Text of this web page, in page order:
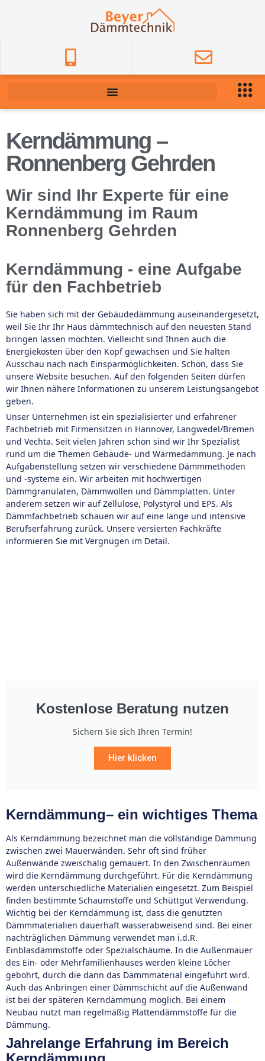
Kerndämmung –
Ronnenberg Gehrden
Wir sind Ihr Experte für eine
Kerndämmung im Raum
Ronnenberg Gehrden
Kerndämmung - eine Aufgabe
für den Fachbetrieb
Sie haben sich mit der Gebäudedämmung auseinandergesetzt,
weil Sie Ihr Ihr Haus dämmtechnisch auf den neuesten Stand
bringen lassen möchten. Vielleicht sind Ihnen auch die
Energiekosten über den Kopf gewachsen und Sie halten
Ausschau nach nach Einsparmöglichkeiten. Schön, dass Sie
unsere Website besuchen. Auf den folgenden Seiten dürfen
wir Ihnen nähere Informationen zu unserem Leistungsangebot
geben.
Unser Unternehmen ist ein spezialisierter und erfahrener
Fachbetrieb mit Firmensitzen in Hannover, Langwedel/Bremen
und Vechta. Seit vielen Jahren schon sind wir Ihr Spezialist
rund um die Themen Gebäude- und Wärmedämmung. Je nach
Aufgabenstellung setzen wir verschiedene Dämmmethoden
und -systeme ein. Wir arbeiten mit hochwertigen
Dämmgranulaten, Dämmwollen und Dämmplatten. Unter
anderem setzen wir auf Zellulose, Polystyrol und EPS. Als
Dämmfachbetrieb schauen wir auf eine lange und intensive
Berufserfahrung zurück. Unsere versierten Fachkräfte
informieren Sie mit Vergnügen im Detail.
Kostenlose Beratung nutzen
Sichern Sie sich Ihren Termin!
Hier klicken
Kerndämmung– ein wichtiges Thema
Als Kerndämmung bezeichnet man die vollständige Dämmung
zwischen zwei Mauerwänden. Sehr oft sind früher
Außenwände zweischalig gemauert. In den Zwischenräumen
wird die Kerndämmung durchgeführt. Für die Kerndämmung
werden unterschiedliche Materialien eingesetzt. Zum Beispiel
finden bestimmte Schaumstoffe und Schüttgut Verwendung.
Wichtig bei der Kerndämmung ist, dass die genutzten
Dämmmaterialien dauerhaft wasserabweisend sind. Bei einer
nachträglichen Dämmung verwendet man i.d.R.
Einblasdämmstoffe oder Spezialschäume. In die Außenmauer
des Ein- oder Mehrfamilienhauses werden kleine Löcher
gebohrt, durch die dann das Dämmmaterial eingeführt wird.
Auch das Anbringen einer Dämmschicht auf die Außenwand
ist bei der späteren Kerndämmung möglich. Bei einem
Neubau nutzt man regelmäßig Plattendämmstoffe für die
Dämmung.
Jahrelange Erfahrung im Bereich